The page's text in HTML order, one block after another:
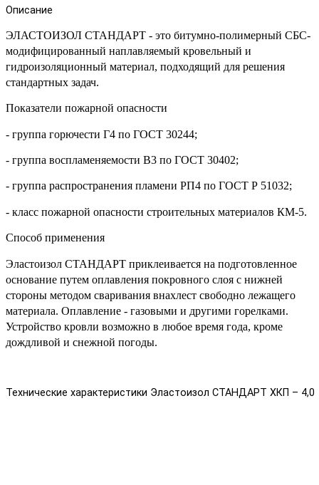
Описание
ЭЛАСТОИЗОЛ СТАНДАРТ - это битумно-полимерный СБС-
модифицированный наплавляемый кровельный и
гидроизоляционный материал, подходящий для решения
стандартных задач.
Показатели пожарной опасности
- группа горючести Г4 по ГОСТ 30244;
- группа воспламеняемости B3 по ГОСТ 30402;
- группа распространения пламени РП4 по ГОСТ Р 51032;
- класс пожарной опасности строительных материалов КМ-5.
Способ применения
Эластоизол СТАНДАРТ приклеивается на подготовленное
основание путем оплавления покровного слоя с нижней
стороны методом сваривания внахлест свободно лежащего
материала. Оплавление - газовыми и другими горелками.
Устройство кровли возможно в любое время года, кроме
дождливой и снежной погоды.
Технические характеристики Эластоизол СТАНДАРТ ХКП – 4,0